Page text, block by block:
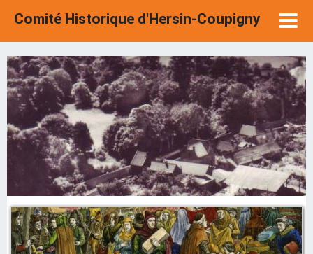
Comité Historique d'Hersin-Coupigny